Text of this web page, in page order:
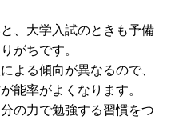
、大学入試のときも予備
がちです。
よる傾向が異なるので、
能率がよくなります。
の力で勉強する習慣をつ